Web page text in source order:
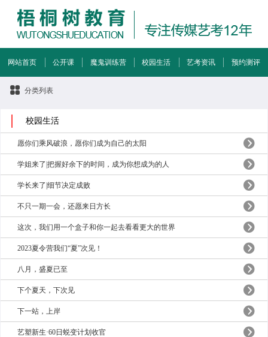
网站首页 公开课 魔鬼训练营 校园生活 艺考资讯 预约测评
分类列表
校园生活
愿你们乘风破浪，愿你们成为自己的太阳
学姐来了|把握好余下的时间，成为你想成为的人
学长来了|细节决定成败
不只一期一会，还愿来日方长
这次，我们用一个盒子和你一起去看看更大的世界
2023夏令营我们“夏”次见！
八月，盛夏已至
下个夏天，下次见
下一站，上岸
艺塑新生·60日蜕变计划收官